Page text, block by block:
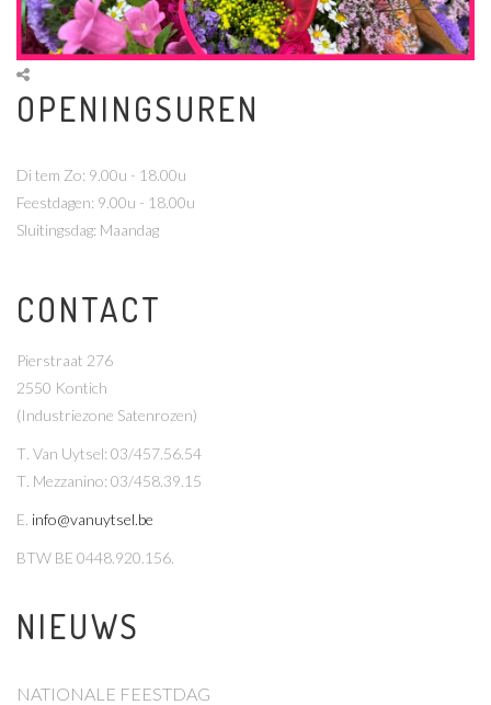
OPENINGSUREN
Di tem Zo: 9.00u - 18.00u
Feestdagen: 9.00u - 18.00u
Sluitingsdag: Maandag
CONTACT
Pierstraat 276
2550 Kontich
(Industriezone Satenrozen)
T . Van Uytsel: 03/457.56.54
T . Mezzanino: 03/458.39.15
E info@vanuytsel.be
BTW BE 0448.920.156.
NIEUWS
NATIONALE FEESTDAG